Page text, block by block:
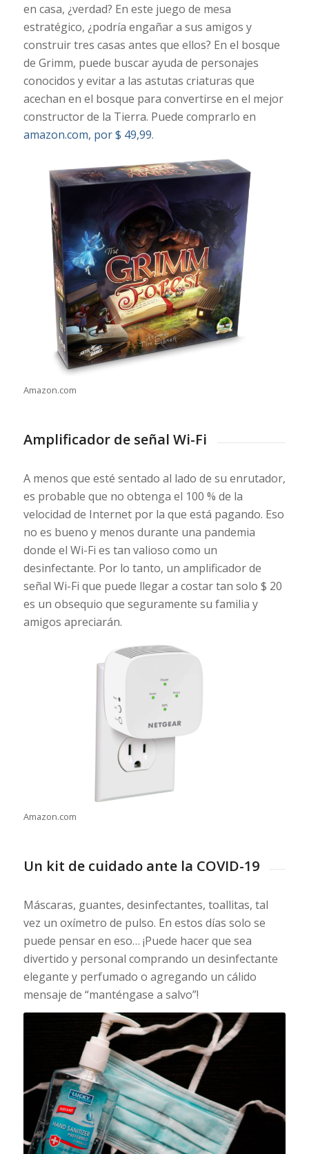
en casa, ¿verdad? En este juego de mesa
estratégico, ¿podría engañar a sus amigos y
construir tres casas antes que ellos? En el bosque
de Grimm, puede buscar ayuda de personajes
conocidos y evitar a las astutas criaturas que
acechan en el bosque para convertirse en el mejor
constructor de la Tierra. Puede comprarlo en
amazon.com, por $ 49,99.
Amazon.com
Amplificador de señal Wi-Fi
A menos que esté sentado al lado de su enrutador,
es probable que no obtenga el 100 % de la
velocidad de Internet por la que está pagando. Eso
no es bueno y menos durante una pandemia
donde el Wi-Fi es tan valioso como un
desinfectante. Por lo tanto, un amplificador de
señal Wi-Fi que puede llegar a costar tan solo $ 20
es un obsequio que seguramente su familia y
amigos apreciarán.
Amazon.com
Un kit de cuidado ante la COVID-19
Máscaras, guantes, desinfectantes, toallitas, tal
vez un oxímetro de pulso. En estos días solo se
puede pensar en eso… ¡Puede hacer que sea
divertido y personal comprando un desinfectante
elegante y perfumado o agregando un cálido
mensaje de “manténgase a salvo”!